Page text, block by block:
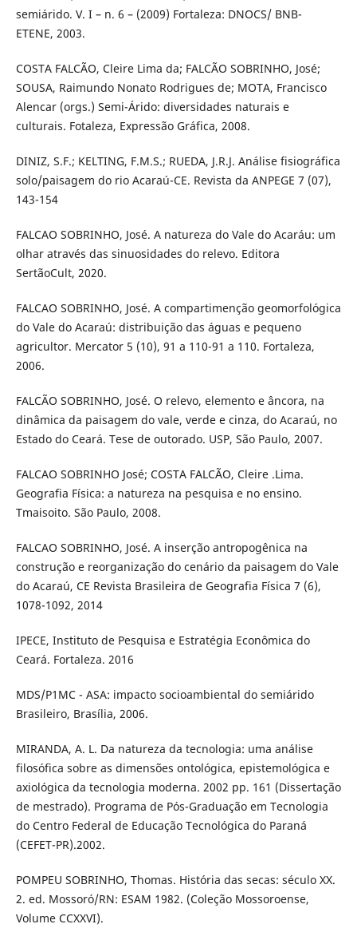
semiárido. V. I – n. 6 – (2009) Fortaleza: DNOCS/ BNB-
ETENE, 2003.
COSTA FALCÃO, Cleire Lima da; FALCÃO SOBRINHO, José;
SOUSA, Raimundo Nonato Rodrigues de; MOTA, Francisco
Alencar (orgs.) Semi-Árido: diversidades naturais e
culturais. Fotaleza, Expressão Gráfica, 2008.
DINIZ, S.F.; KELTING, F.M.S.; RUEDA, J.R.J. Análise fisiográfica
solo/paisagem do rio Acaraú-CE. Revista da ANPEGE 7 (07),
143-154
FALCAO SOBRINHO, José. A natureza do Vale do Acaráu: um
olhar através das sinuosidades do relevo. Editora
SertãoCult, 2020.
FALCAO SOBRINHO, José. A compartimenção geomorfológica
do Vale do Acaraú: distribuição das águas e pequeno
agricultor. Mercator 5 (10), 91 a 110-91 a 110. Fortaleza,
2006.
FALCÃO SOBRINHO, José. O relevo, elemento e âncora, na
dinâmica da paisagem do vale, verde e cinza, do Acaraú, no
Estado do Ceará. Tese de outorado. USP, São Paulo, 2007.
FALCAO SOBRINHO José; COSTA FALCÃO, Cleire .Lima.
Geografia Física: a natureza na pesquisa e no ensino.
Tmaisoito. São Paulo, 2008.
FALCAO SOBRINHO, José. A inserção antropogênica na
construção e reorganização do cenário da paisagem do Vale
do Acaraú, CE Revista Brasileira de Geografia Física 7 (6),
1078-1092, 2014
IPECE, Instituto de Pesquisa e Estratégia Econômica do
Ceará. Fortaleza. 2016
MDS/P1MC - ASA: impacto socioambiental do semiárido
Brasileiro, Brasília, 2006.
MIRANDA, A. L. Da natureza da tecnologia: uma análise
filosófica sobre as dimensões ontológica, epistemológica e
axiológica da tecnologia moderna. 2002 pp. 161 (Dissertação
de mestrado). Programa de Pós-Graduação em Tecnologia
do Centro Federal de Educação Tecnológica do Paraná
(CEFET-PR).2002.
POMPEU SOBRINHO, Thomas. História das secas: século XX.
2. ed. Mossoró/RN: ESAM 1982. (Coleção Mossoroense,
Volume CCXXVI).